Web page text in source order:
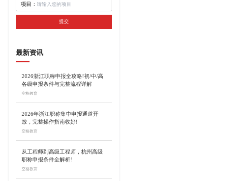
项目：
提交
最新资讯
2026浙江职称申报全攻略!初/中/高
各级申报条件与完整流程详解
空格教育
2026年浙江职称集中申报通道开
放，完整操作指南收好!
空格教育
从工程师到高级工程师，杭州高级
职称申报条件全解析!
空格教育